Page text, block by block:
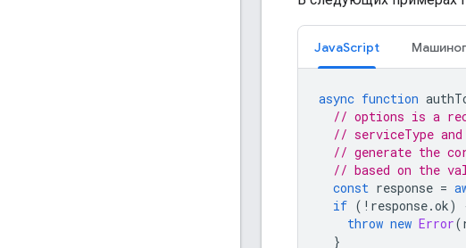
JavaScript
async function
// options is a
// serviceType
// generate the
// based on the
const response =
if ( ! response.ok)
throw new Error(
}